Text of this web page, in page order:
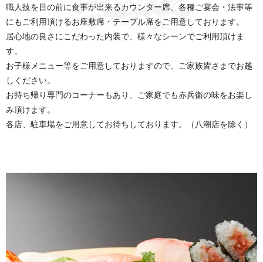
職人技を目の前に食事が出来るカウンター席、各種ご宴会・法事等
にもご利用頂けるお座敷席・テーブル席をご用意しております。
居心地の良さにこだわった内装で、様々なシーンでご利用頂けま
す。
お子様メニュー等をご用意しておりますので、ご家族皆さまでお越
しください。
お持ち帰り専門のコーナーもあり、ご家庭でも赤兵衛の味をお楽し
み頂けます。
各店、駐車場をご用意してお待ちしております。（八潮店を除く）